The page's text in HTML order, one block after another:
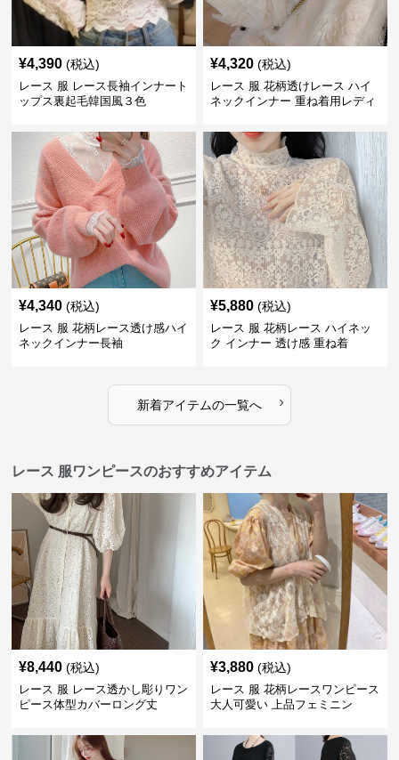
¥4,390 (税込)
レース 服 レース長袖インナート
ップス裏起毛韓国風３色
¥4,320 (税込)
レース 服 花柄透けレース ハイ
ネックインナー 重ね着用レディ
¥4,340 (税込)
レース 服 花柄レース透け感ハイ
ネックインナー長袖
¥5,880 (税込)
レース 服 花柄レース ハイネッ
ク インナー 透け感 重ね着
新着アイテムの一覧へ ›
レース 服ワンピースのおすすめアイテム
¥8,440 (税込)
レース 服 レース透かし彫りワン
ピース体型カバーロング丈
¥3,880 (税込)
レース 服 花柄レースワンピース
大人可愛い 上品フェミニン